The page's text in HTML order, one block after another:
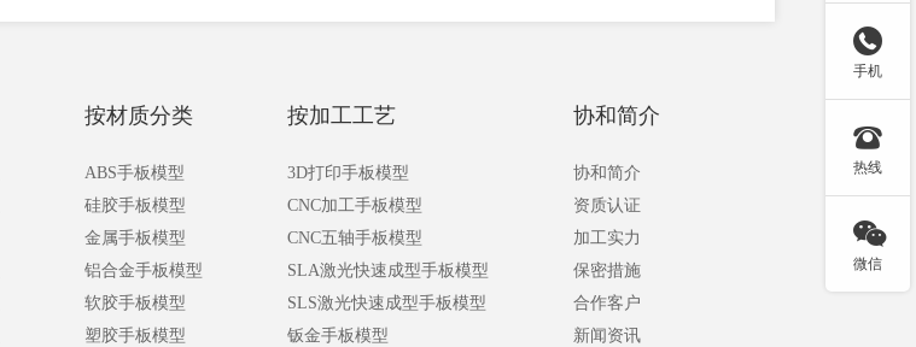
按材质分类
ABS手板模型
硅胶手板模型
金属手板模型
铝合金手板模型
软胶手板模型
塑胶手板模型
按加工工艺
3D打印手板模型
CNC加工手板模型
CNC五轴手板模型
SLA激光快速成型手板模型
SLS激光快速成型手板模型
钣金手板模型
协和简介
协和简介
资质认证
加工实力
保密措施
合作客户
新闻资讯

手机

热线

微信